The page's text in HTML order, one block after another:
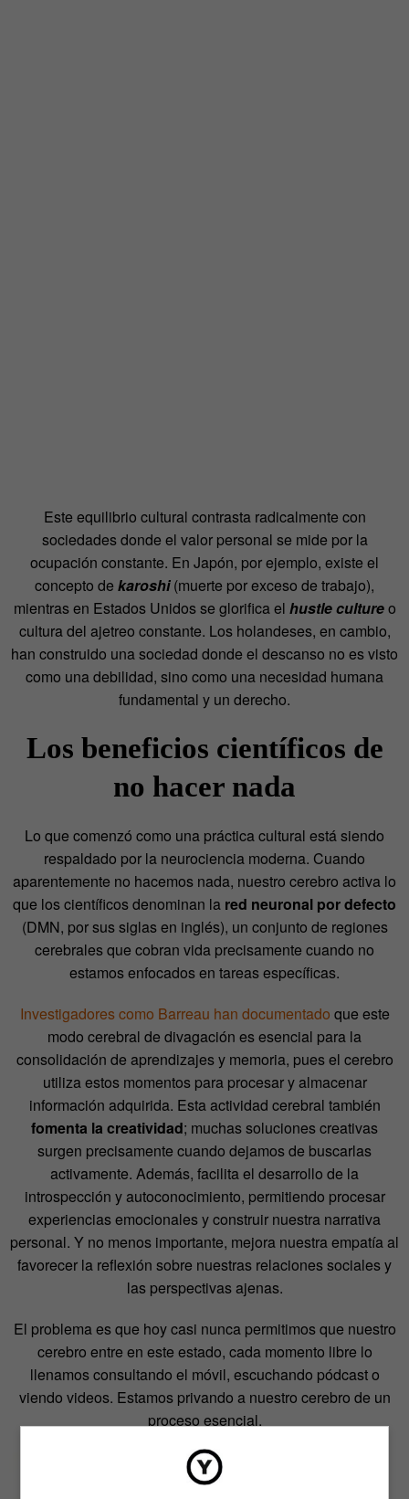
Este equilibrio cultural contrasta radicalmente con
sociedades donde el valor personal se mide por la
ocupación constante. En Japón, por ejemplo, existe el
concepto de karoshi (muerte por exceso de trabajo),
mientras en Estados Unidos se glorifica el hustle cultureo
cultura del ajetreo constante. Los holandeses, en cambio,
han construido una sociedad donde el descanso no es visto
como una debilidad, sino como una necesidad humana
fundamental y un derecho.
Los beneficios científicos de
no hacer nada
Lo que comenzó como una práctica cultural está siendo
respaldado por la neurociencia moderna. Cuando
aparentemente no hacemos nada, nuestro cerebro activa lo
que los científicos denominan la red neuronal por defecto
(DMN, por sus siglas en inglés), un conjunto de regiones
cerebrales que cobran vida precisamente cuando no
estamos enfocados en tareas específicas.
Investigadores como Barreau han documentado que este
modo cerebral de divagación es esencial para la
consolidación de aprendizajes y memoria, pues el cerebro
utiliza estos momentos para procesar y almacenar
información adquirida. Esta actividad cerebral también
fomenta la creatividad; muchas soluciones creativas
surgen precisamente cuando dejamos de buscarlas
activamente. Además, facilita el desarrollo de la
introspección y autoconocimiento, permitiendo procesar
experiencias emocionales y construir nuestra narrativa
personal. Y no menos importante, mejora nuestra empatía al
favorecer la reflexión sobre nuestras relaciones sociales y
las perspectivas ajenas.
El problema es que hoy casi nunca permitimos que nuestro
cerebro entre en este estado, cada momento libre lo
llenamos consultando el móvil, escuchando pódcast o
viendo videos. Estamos privando a nuestro cerebro de un
proceso esencial.